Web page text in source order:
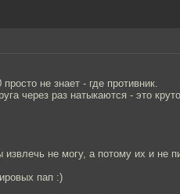
не знает - где противник.
через раз натыкаются - это
не могу, а потому их и не
пап :)